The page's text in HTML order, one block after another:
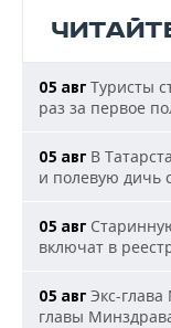
05 авг Туристы
раз за первое
05 авг В
и полевую дичь
05 авг
включат в
05 авг Экс-
главы